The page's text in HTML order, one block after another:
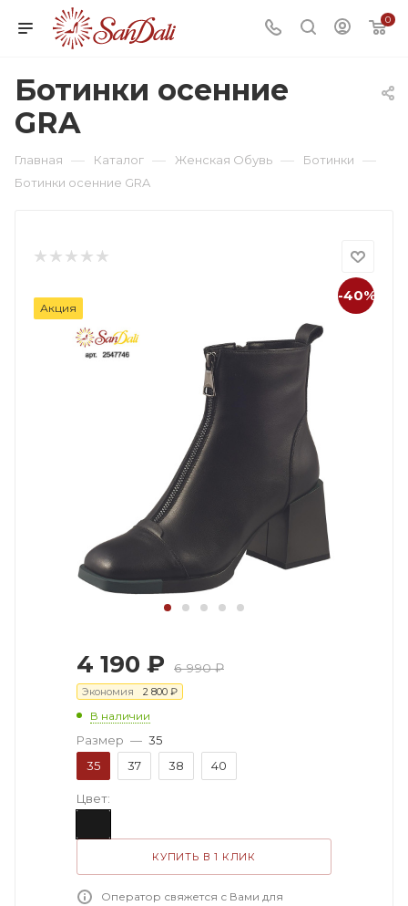
0
Ботинки осенние
GRA
Главная — Каталог — Женская Обувь — Ботинки —
Ботинки осенние GRA
-40%
Акция
4 190 ₽ 6 990₽
Экономия 2 800 ₽
В наличии
Размер — 35
35
37 38 40
Цвет:
КУПИТЬ В 1 КЛИК
Оператор свяжется с Вами для